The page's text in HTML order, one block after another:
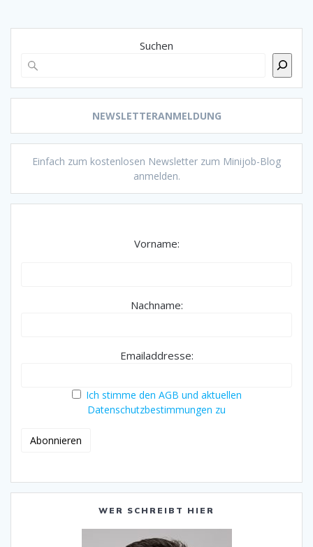
Suchen
NEWSLETTERANMELDUNG
Einfach zum kostenlosen Newsletter zum Minijob-Blog
anmelden.
Vorname:
Nachname:
Emailaddresse:
Ich stimme den AGB und aktuellen
Datenschutzbestimmungen zu
WER SCHREIBT HIER